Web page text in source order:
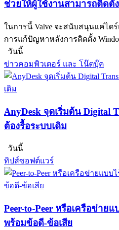
ช่วยให้ผู้ใช้งานสามารถติดตั้
ในการนี้ Valve จะสนับสนุนแค่ได
การแก้ปัญหาหลังการติดตั้ง
วันนี้
ข่าวคอมพิวเตอร์ และ โน๊ตบุ๊ค
AnyDesk จุดเริ่มต้น Digital
ต้องรื้อระบบเดิม
วันนี้
ทิปส์ซอฟต์แวร์
Peer-to-Peer หรือเครือข่าย
พร้อมข้อดี-ข้อเสีย